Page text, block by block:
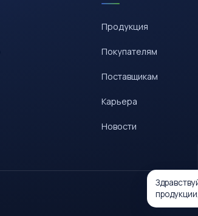
Продукция
Покупателям
Поставщикам
Карьера
Новости